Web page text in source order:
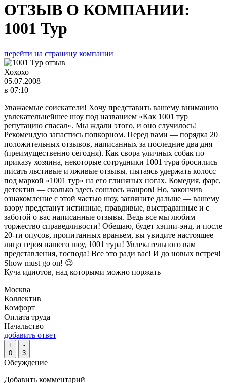
ОТЗЫВ О КОМПАНИИ:
1001 Тур
перейти на страницу компании
Хохохо
05.07.2008
в 07:10
Уважаемые соискатели! Хочу представить вашему вниманию
увлекательнейшее шоу под названием «Как 1001 тур
репутацию спасал». Мы ждали этого, и оно случилось!
Рекомендую запастись попкорном. Перед вами — порядка 20
положительных отзывов, написанных за последние два дня
(преимущественно сегодня). Как свора уличных собак по
приказу хозяина, некоторые сотрудники 1001 тура бросились
писать льстивые и лживые отзывы, пытаясь удержать колосс
под маркой «1001 тур» на его глиняных ногах. Комедия, фарс,
детектив — сколько здесь сошлось жанров! Но, закончив
ознакомление с этой частью шоу, загляните дальше — вашему
взору предстанут истинные, правдивые, выстраданные и с
заботой о вас написанные отзывы. Ведь все мы любим
торжество справедливости! Обещаю, будет хэппи-энд, и после
20-ти опусов, пропитанных враньем, вы увидите настоящее
лицо героя нашего шоу, 1001 тура! Увлекательного вам
представления, господа! Все это ради вас! И до новых встреч!
Show must go on! 😉
Куча идиотов, над которыми можно поржать
Москва
Коллектив
Комфорт
Оплата труда
Начальство
добавить ответ
+
0
-
3
Обсуждение
Добавить комментарий